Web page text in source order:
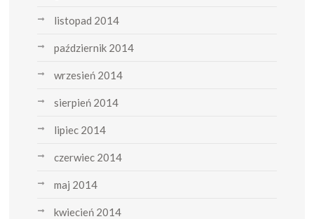
listopad 2014
październik 2014
wrzesień 2014
sierpień 2014
lipiec 2014
czerwiec 2014
maj 2014
kwiecień 2014